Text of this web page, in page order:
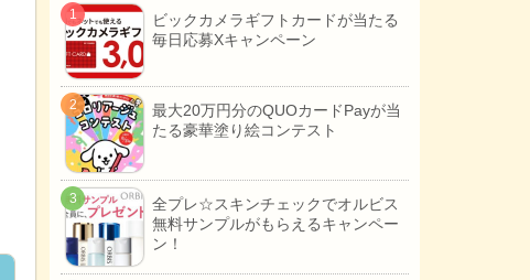
ビックカメラギフトカードが当たる
毎日応募Xキャンペーン
最大20万円分のQUOカードPayが当
たる豪華塗り絵コンテスト
全プレ☆スキンチェックでオルビス
無料サンプルがもらえるキャンペー
ン！